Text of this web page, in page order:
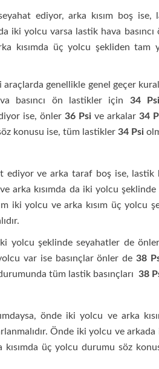
ediyor, arka kısım boş ise,
iki yolcu varsa lastik hava
kısımda üç yolcu şekliden tam
araçlarda genellikle genel geçer
basıncı ön lastikler için 34 Psi
ise, önler36 Psive arkalar 34
konusu ise, tüm lastikler 34 Psi
ediyor ve arka taraf boş ise, lastik
arka kısımda da iki yolcu
iki yolcu ve arka kısım üç yolcu
iki yolcu şeklinde seyahatler de
var ise basınçlar önler de 38
tüm lastik basınçları 38
önde iki yolcu ve arka
Önde iki yolcu ve
kısımda üç yolcu durumu söz